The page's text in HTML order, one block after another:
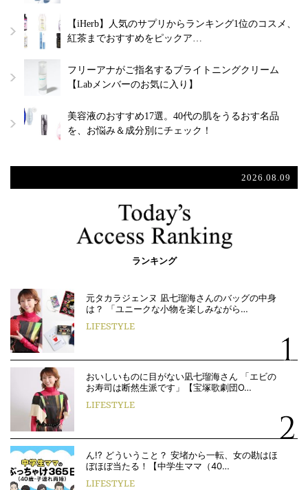
【iHerb】人気のサプリからランキング1位のコスメ、
紅茶までおすすめをピックア…
フリーアナがご指名するブライトニングクリーム
【Labメンバーのお気に入り】
美容液のおすすめ17選。40代の肌をうるおす名品
を、お悩み＆成分別にチェック！
2026.08.09
ランキング
元タカラジェンヌ 凪七瑠海さんのバッグの中身
は？ 「ユニークな小物を楽しみながら…
LIFESTYLE
おいしいものに目がない凪七瑠海さん 「エビの
お寿司は断然生派です」【宝塚歌劇団O…
LIFESTYLE
ん!? どういうこと？ 安堵から一転、女の勘はほ
ぼほぼ当たる！【中学生ママ（40…
LIFESTYLE